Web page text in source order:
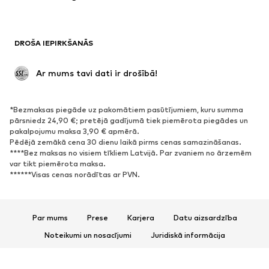
Svinības
Ekskluzīvi
APAVI
Jaunumi
Šobrīd populāri
Brīvā laika apavi
Puszābaki
Augstpapēžu apavi
Zābaki
Atvērti apavi
Mājas apavi
Ekskluzīvi
DROŠA IEPIRKŠANĀS
Ar mums tavi dati ir drošībā!
*Bezmaksas piegāde uz pakomātiem pasūtījumiem, kuru summa
pārsniedz 24,90 €; pretējā gadījumā tiek piemērota piegādes un
pakalpojumu maksa 3,90 € apmērā.
Pēdējā zemākā cena 30 dienu laikā pirms cenas samazināšanas.
****Bez maksas no visiem tīkliem Latvijā. Par zvaniem no ārzemēm
var tikt piemērota maksa.
******Visas cenas norādītas ar PVN.
Par mums Prese Karjera
Datu aizsardzība
Noteikumi un nosacījumi
Juridiskā informācija